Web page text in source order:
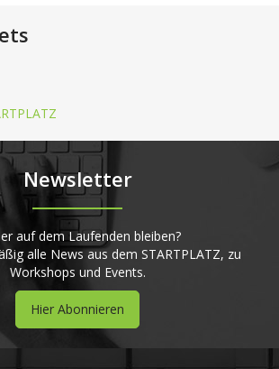
Newsletter
auf dem Laufenden bleiben?
alle News aus dem STARTPLATZ, zu
Workshops und Events.
Hier Abonnieren